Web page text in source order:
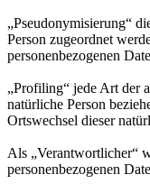
„Pseudonymisierung“
Person zugeordnet
personenbezogenen
„Profiling“ jede Art der
natürliche Person
Ortswechsel dieser
Als „Verantwortlicher“
personenbezogenen